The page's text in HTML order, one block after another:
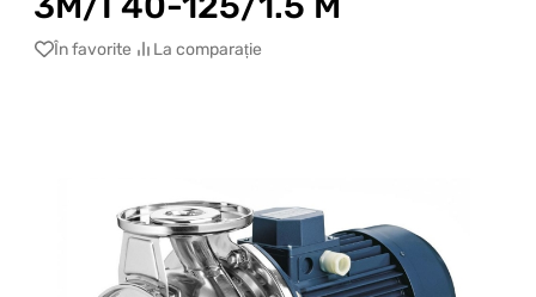
În favorite La comparație